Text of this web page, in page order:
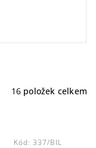
16 položek celkem
Kód: 337/BIL